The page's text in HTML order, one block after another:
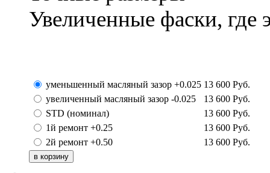
Увеличенные фаски, где
уменьшенный масляный зазор +0.025 13 600 Руб.
увеличенный масляный зазор -0.025
13 600 Руб.
STD (номинал)
13 600 Руб.
1й ремонт +0.25
13 600 Руб.
2й ремонт +0.50
13 600 Руб.